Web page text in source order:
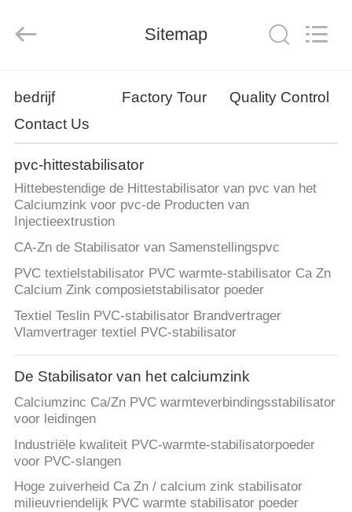
PRODUCTEN
ONGEVEER
ONS
FABRIEKSREIS
KWALITEITSCONTROLE
CONTACTEER
ONS
VERZOEK
OM EEN
CITAAT
Ltd..
Sitemap
bedrijf Factory Tour
Quality Control
Contact Us
pvc-hittestabilisator
Hittebestendige de Hittestabilisator van pvc van het
Calciumzink voor pvc-de Producten van
Injectieextrustion
CA-Zn de Stabilisator van Samenstellingspvc
PVC textielstabilisator PVC warmte-stabilisator Ca Zn
Calcium Zink composietstabilisator poeder
Textiel Teslin PVC-stabilisator Brandvertrager
Vlamvertrager textiel PVC-stabilisator
De Stabilisator van het calciumzink
Calciumzinc Ca/Zn PVC warmteverbindingsstabilisator
voor leidingen
Industriële kwaliteit PVC-warmte-stabilisatorpoeder
voor PVC-slangen
Hoge zuiverheid Ca Zn / calcium zink stabilisator
milieuvriendelijk PVC warmte stabilisator poeder